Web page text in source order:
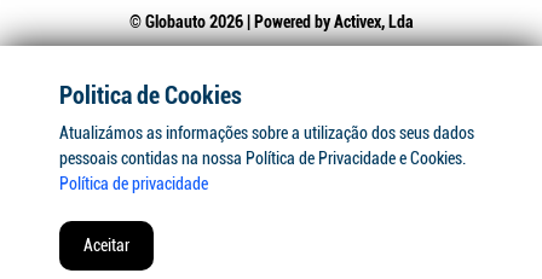
© Globauto 2026 | Powered byActivex, Lda
Politica de Cookies
Atualizámos as informações sobre a utilização dos seus dados
pessoais contidas na nossa Política de Privacidade e Cookies.
Política de privacidade
Aceitar